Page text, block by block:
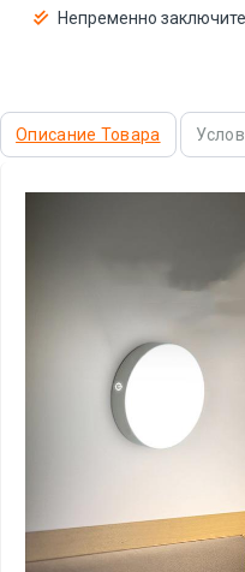
Непременно
Описание Товара